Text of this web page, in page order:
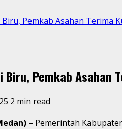
Pemkab Asahan Terima
Biru, Pemkab Asahan
2 min read
– Pemerintah